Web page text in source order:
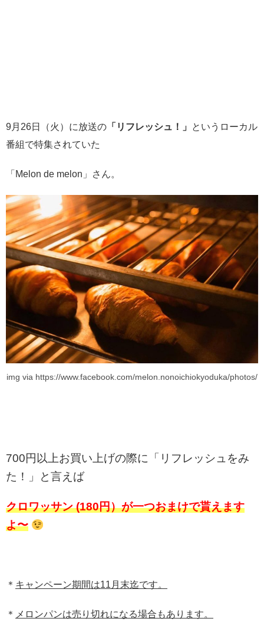
9月26日（火）に放送の 「リフレッシュ！」
というローカル
番組で特集されていた
「Melon de melon」さん。
img via https://www.facebook.com/melon.nonoichiokyoduka/photos/
700円以上お買い上げの際に「リフレッシュをみ
た！」と言えば
クロワッサン (180円）が一つおまけで貰えます
よ〜
＊ キャンペーン期間は11月末迄です。
＊ メロンパンは売り切れになる場合もあります。